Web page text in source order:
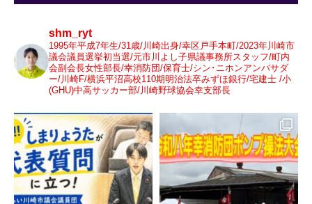
shm_ryt
1995年平成7年生/31歳/川崎出身/幸区戸手本町/2023年川崎市
議会議員選挙初当選/元市川よし子県議事務所スタッフ/町内
会副会長女性部長/幸消防団/保育士/シン･ニホンアンバサダ
ー/川崎F/横浜平沼高校110期明治法卒みずほ銀行/宅建士 /小
(GHU)中高サッカー部/川崎野球協会幸支部長